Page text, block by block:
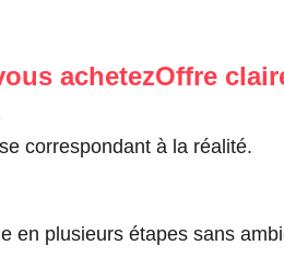
achetezOffre
correspondant à la réalité.
en plusieurs étapes sans